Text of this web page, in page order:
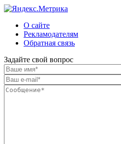
О сайте
Рекламодателям
Обратная связь
Задайте свой вопрос